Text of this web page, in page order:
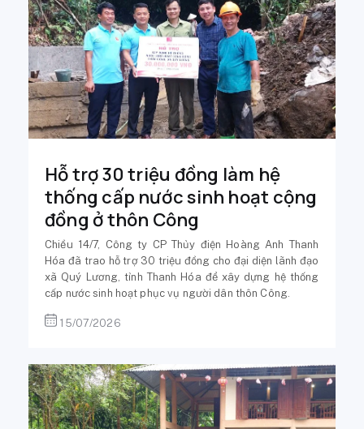
Hỗ trợ 30 triệu đồng làm hệ
thống cấp nước sinh hoạt cộng
đồng ở thôn Công
Chiều 14/7, Công ty CP Thủy điện Hoàng Anh Thanh
Hóa đã trao hỗ trợ 30 triệu đồng cho đại diện lãnh đạo
xã Quý Lương, tỉnh Thanh Hóa để xây dựng hệ thống
cấp nước sinh hoạt phục vụ người dân thôn Công.
15/07/2026